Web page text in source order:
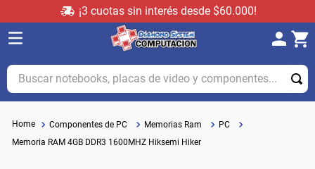
¡3 cuotas sin interés desde $60.000!
Buscar notebooks, placas de video y componentes...
Componentes de PC Memorias Ram
PC
Memoria RAM 4GB DDR3 1600MHZ Hiksemi Hiker